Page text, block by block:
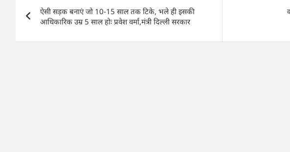
p
p
o
o
k
n
navigation
ऐसी सड़क बनाएं जो 10-15 साल तक टिके, भले ही इसकी
आधिकारिक उम्र 5 साल होः प्रवेश वर्मा,मंत्री दिल्ली सरकार